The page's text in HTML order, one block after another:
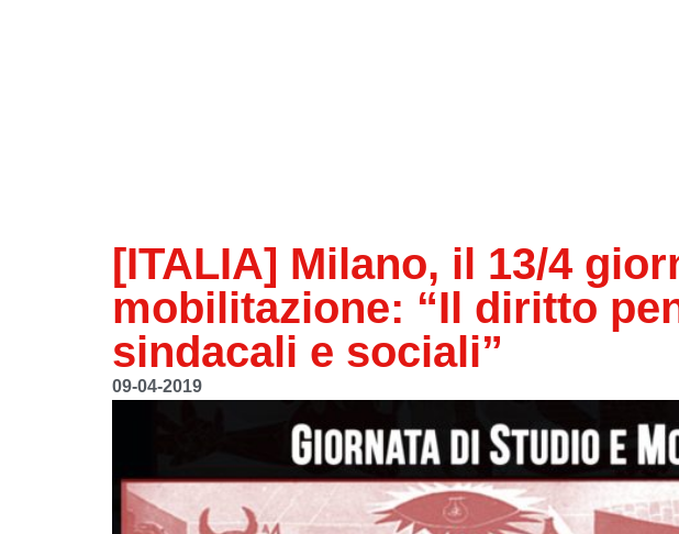
[ITALIA] Milano, il 13/4
mobilitazione: “Il diritto
sindacali e sociali”
09-04-2019